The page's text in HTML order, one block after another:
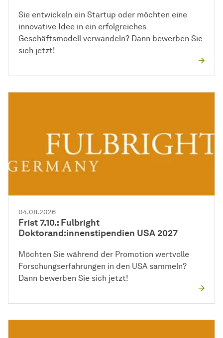
Sie entwickeln ein Startup oder möchten eine
innovative Idee in ein erfolgreiches
Geschäftsmodell verwandeln? Dann bewerben Sie
sich jetzt!
04.08.2026
Frist 7.10.: Fulbright
Doktorand:innenstipendien USA 2027
Möchten Sie während der Promotion wertvolle
Forschungserfahrungen in den USA sammeln?
Dann bewerben Sie sich jetzt!